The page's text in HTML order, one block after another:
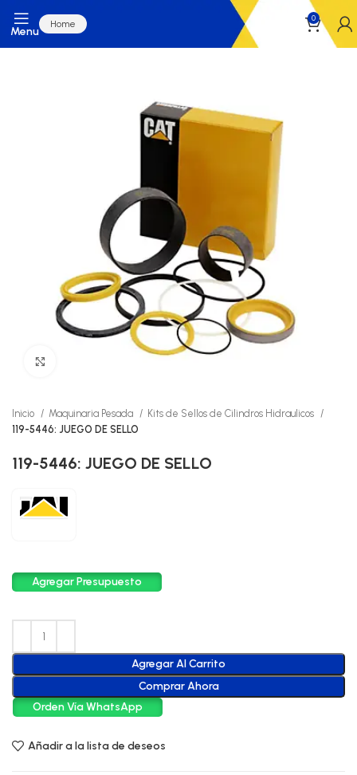
Menu
Home
0
Inicio Maquinaria Pesada
Kits de Sellos de Cilindros Hidraulicos
119-5446: JUEGO DE SELLO
119-5446: JUEGO DE SELLO
Agregar Presupuesto
Agregar Al Carrito
Comprar Ahora
Orden Vía WhatsApp
Añadir a la lista de deseos